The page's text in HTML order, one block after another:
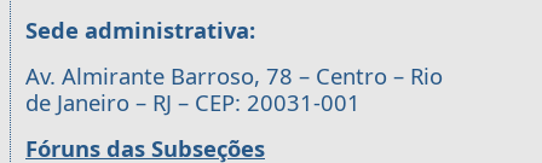
Sede administrativa:
Av. Almirante Barroso, 78 – Centro – Rio
de Janeiro – RJ – CEP: 20031-001
Fóruns das Subseções